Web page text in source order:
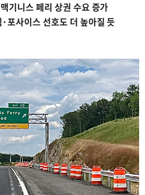
기니스 페리 상권 수요 증가
포사이스 선호도 더 높아질 듯